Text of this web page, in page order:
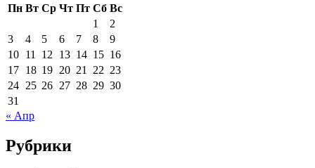
Пн Вт Ср Чт Пт Сб Вс
1
2
3
4 5 6 7 8
9
10 11 12 13 14 15 16
17 18 19 20 21 22 23
24 25 26 27 28 29 30
31
« Апр
Рубрики